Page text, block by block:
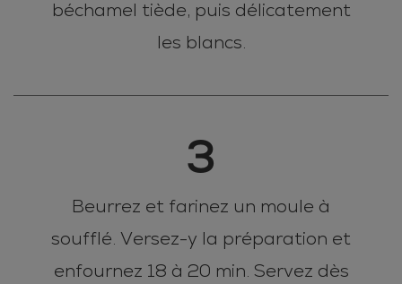
béchamel tiède, puis délicatement
les blancs.
3
Beurrez et farinez un moule à
soufflé. Versez-y la préparation et
enfournez 18 à 20 min. Servez dès